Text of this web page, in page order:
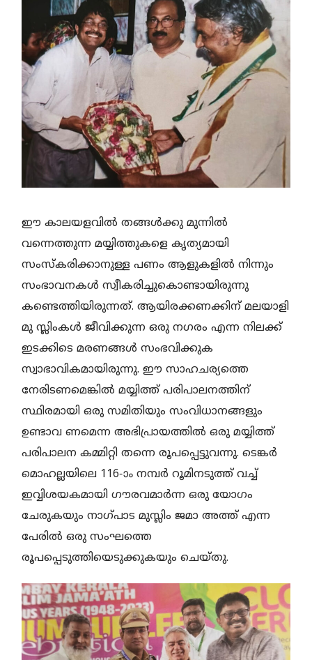
ഈ കാലയളവില്‍ തങ്ങള്‍ക്കു മുന്നില്‍
വന്നെത്തുന്ന മയ്യിത്തുകളെ കൃത്യമായി
സംസ്‌കരിക്കാനുള്ള പണം ആളുകളില്‍ നിന്നും
സംഭാവനകള്‍ സ്വീകരിച്ചുകൊണ്ടായിരുന്നു
കണ്ടെത്തിയിരുന്നത്. ആയിരക്കണക്കിന് മലയാളി
മു സ്ലിംകള്‍ ജീവിക്കുന്ന ഒരു നഗരം എന്ന നിലക്ക്
ഇടക്കിടെ മരണങ്ങള്‍ സംഭവിക്കുക
സ്വാഭാവികമായിരുന്നു. ഈ സാഹചര്യത്തെ
നേരിടണമെങ്കില്‍ മയ്യിത്ത് പരിപാലനത്തിന്
സ്ഥിരമായി ഒരു സമിതിയും സംവിധാനങ്ങളും
ഉണ്ടാവ ണമെന്ന അഭിപ്രായത്തില്‍ ഒരു മയ്യിത്ത്
പരിപാലന കമ്മിറ്റി തന്നെ രൂപപ്പെട്ടുവന്നു. ടെങ്കര്‍
മൊഹല്ലയിലെ 116-ാം നമ്പര്‍ റൂമിനടുത്ത് വച്ച്
ഇവ്വിശയകമായി ഗൗരവമാര്‍ന്ന ഒരു യോഗം
ചേരുകയും നാഗ്പാട മുസ്ലിം ജമാ അത്ത് എന്ന
പേരില്‍ ഒരു സംഘത്തെ
രൂപപ്പെടുത്തിയെടുക്കുകയും ചെയ്തു.